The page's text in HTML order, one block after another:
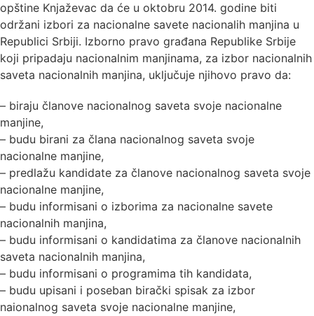
opštine Knjaževac da će u oktobru 2014. godine biti
održani izbori za nacionalne savete nacionalih manjina u
Republici Srbiji. Izborno pravo građana Republike Srbije
koji pripadaju nacionalnim manjinama, za izbor nacionalnih
saveta nacionalnih manjina, uključuje njihovo pravo da:
– biraju članove nacionalnog saveta svoje nacionalne
manjine,
– budu birani za člana nacionalnog saveta svoje
nacionalne manjine,
– predlažu kandidate za članove nacionalnog saveta svoje
nacionalne manjine,
– budu informisani o izborima za nacionalne savete
nacionalnih manjina,
– budu informisani o kandidatima za članove nacionalnih
saveta nacionalnih manjina,
– budu informisani o programima tih kandidata,
– budu upisani i poseban birački spisak za izbor
naionalnog saveta svoje nacionalne manjine,